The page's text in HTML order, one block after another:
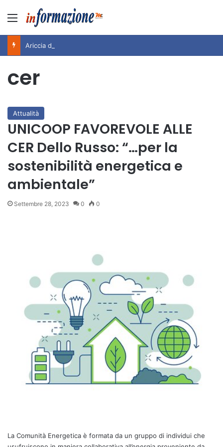
Menu
cer
Attualità
UNICOOP FAVOREVOLE ALLE
CER Dello Russo: “…per la
sostenibilità energetica e
ambientale”
Settembre 28, 2023 0 0
La Comunità Energetica è formata da un gruppo di individui che